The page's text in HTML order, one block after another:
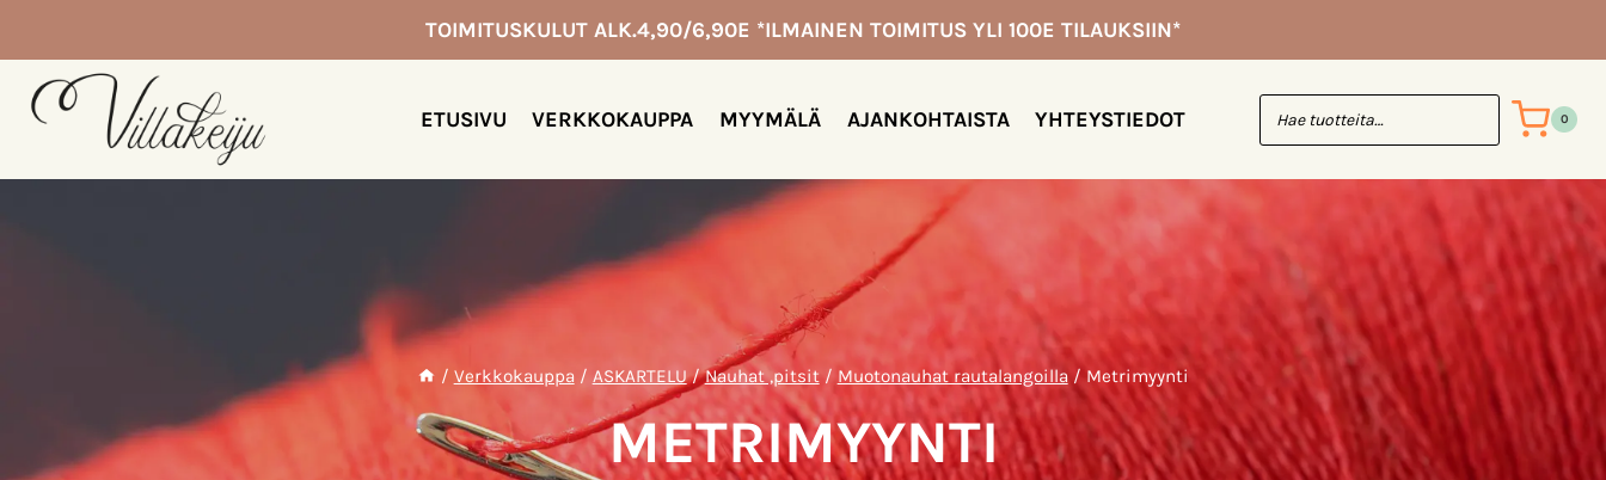
TOIMITUSKULUT ALK.4,90/6,90E *ILMAINEN TOIMITUS YLI 100E TILAUKSIIN*
ETUSIVU VERKKOKAUPPA MYYMÄLÄ AJANKOHTAISTA YHTEYSTIEDOT 0
/ Verkkokauppa / ASKARTELU / Nauhat ,pitsit / Muotonauhat rautalangoilla / Metrimyynti
METRIMYYNTI